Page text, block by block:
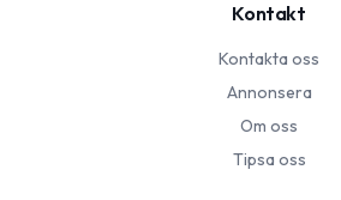
Kontakt
Kontakta oss
Annonsera
Om oss
Tipsa oss